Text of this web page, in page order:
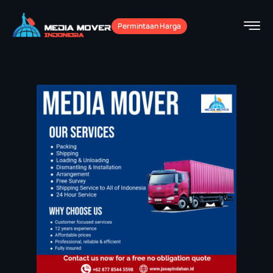
Permintaan Harga